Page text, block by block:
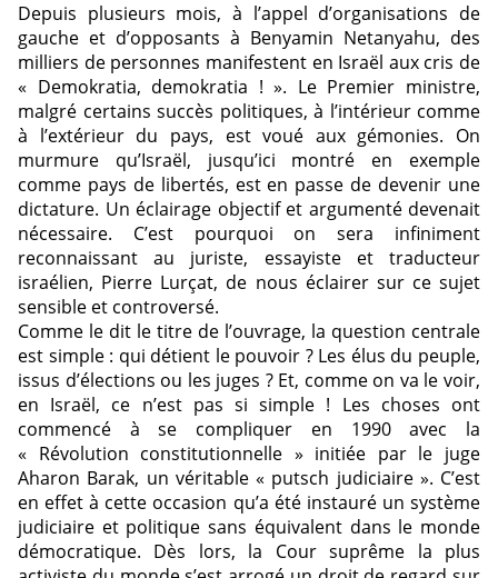
Depuis plusieurs mois, à l’appel d’organisations de
gauche et d’opposants à Benyamin Netanyahu, des
milliers de personnes manifestent en Israël aux cris de
« Demokratia, demokratia ! ». Le Premier ministre,
malgré certains succès politiques, à l’intérieur comme
à l’extérieur du pays, est voué aux gémonies. On
murmure qu’Israël, jusqu’ici montré en exemple
comme pays de libertés, est en passe de devenir une
dictature. Un éclairage objectif et argumenté devenait
nécessaire. C’est pourquoi on sera infiniment
reconnaissant au juriste, essayiste et traducteur
israélien, Pierre Lurçat, de nous éclairer sur ce sujet
sensible et controversé.
Comme le dit le titre de l’ouvrage, la question centrale
est simple : qui détient le pouvoir ? Les élus du peuple,
issus d’élections ou les juges ? Et, comme on va le voir,
en Israël, ce n’est pas si simple ! Les choses ont
commencé à se compliquer en 1990 avec la
« Révolution constitutionnelle » initiée par le juge
Aharon Barak, un véritable « putsch judiciaire ». C’est
en effet à cette occasion qu’a été instauré un système
judiciaire et politique sans équivalent dans le monde
démocratique. Dès lors, la Cour suprême la plus